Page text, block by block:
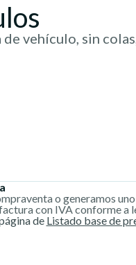
vehículo, sin
o generamos uno
con IVA conforme a
de Listado base de